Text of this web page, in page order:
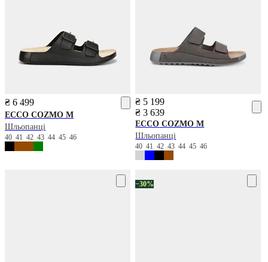
₴ 6 499
ECCO COZMO M
Шльопанці
40 41 42 43 44 45 46
₴ 5 199
₴ 3 639
ECCO COZMO M
Шльопанці
40414243444546
−30%